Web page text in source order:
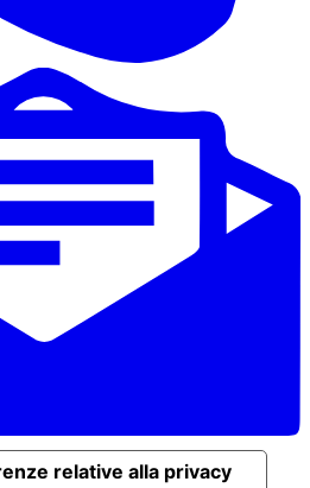
relative alla privacy